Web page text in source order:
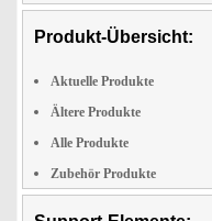
Produkt-Übersicht:
Aktuelle Produkte
Ältere Produkte
Alle Produkte
Zubehör Produkte